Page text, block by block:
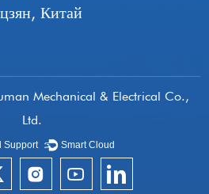
Китай
Mechanical & Electrical Co.,
Ltd.
Support ： Smart Cloud